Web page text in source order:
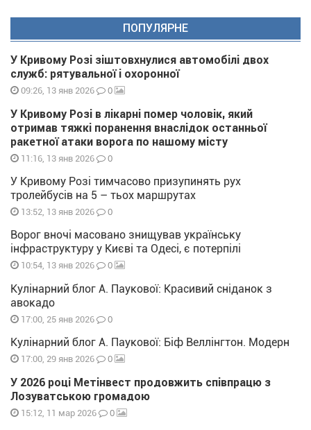
ПОПУЛЯРНЕ
У Кривому Розі зіштовхнулися автомобілі двох
служб: рятувальної і охоронної
09:26, 13 янв 2026 0
У Кривому Розі в лікарні помер чоловік, який
отримав тяжкі поранення внаслідок останньої
ракетної атаки ворога по нашому місту
11:16, 13 янв 2026 0
У Кривому Розі тимчасово призупинять рух
тролейбусів на 5 – тьох маршрутах
13:52, 13 янв 2026 0
Ворог вночі масовано знищував українську
інфраструктуру у Києві та Одесі, є потерпілі
10:54, 13 янв 2026 0
Кулінарний блог А. Паукової: Красивий сніданок з
авокадо
17:00, 25 янв 2026 0
Кулінарний блог А. Паукової: Біф Веллінгтон. Модерн
17:00, 29 янв 2026 0
У 2026 році Метінвест продовжить співпрацю з
Лозуватською громадою
15:12, 11 мар 2026 0